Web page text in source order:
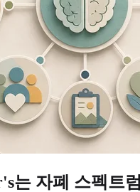
는 자폐 스펙트